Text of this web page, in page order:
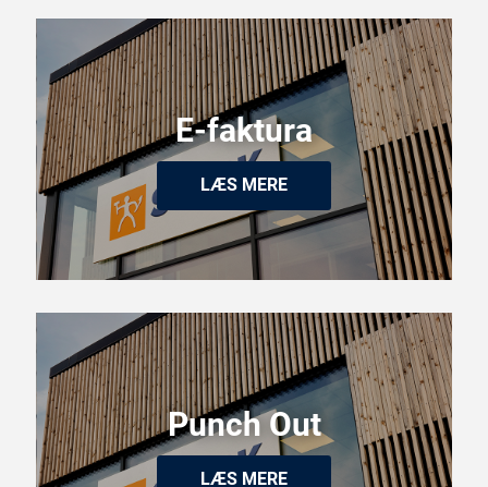
E-faktura
LÆS MERE
Punch Out
LÆS MERE